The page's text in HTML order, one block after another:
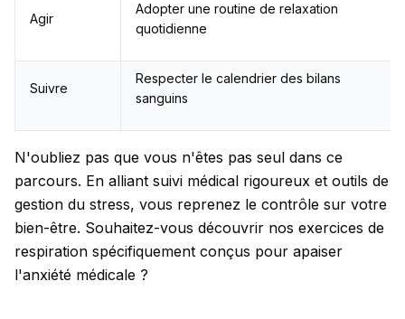
Agir
Adopter une routine de relaxation
quotidienne
Suivre
Respecter le calendrier des bilans
sanguins
N'oubliez pas que vous n'êtes pas seul dans ce
parcours. En alliant suivi médical rigoureux et outils de
gestion du stress, vous reprenez le contrôle sur votre
bien-être. Souhaitez-vous découvrir nos exercices de
respiration spécifiquement conçus pour apaiser
l'anxiété médicale ?